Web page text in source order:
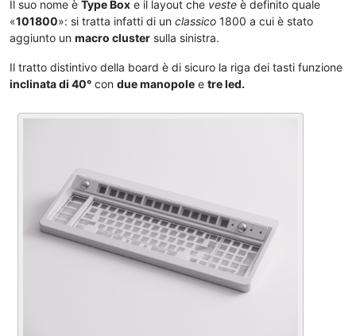
Il suo nome è Type Box e il layout che veste è definito quale
«101800»: si tratta infatti di un classico 1800 a cui è stato
aggiunto un macro cluster sulla sinistra.
Il tratto distintivo della board è di sicuro la riga dei tasti funzione
inclinata di 40° con due manopole e tre led.